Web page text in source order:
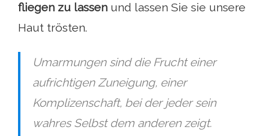
fliegen zu lassen und lassen Sie sie unsere
Haut trösten.
Umarmungen sind die Frucht einer
aufrichtigen Zuneigung, einer
Komplizenschaft, bei der jeder sein
wahres Selbst dem anderen zeigt.